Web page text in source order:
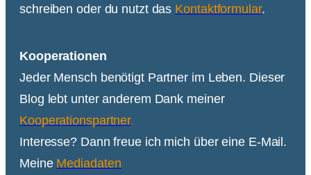
schreiben oder du nutzt das Kontaktformular.
Kooperationen
Jeder Mensch benötigt Partner im Leben. Dieser
Blog lebt unter anderem Dank meiner
Kooperationspartner.
Interesse? Dann freue ich mich über eine E-Mail.
Meine Mediadaten